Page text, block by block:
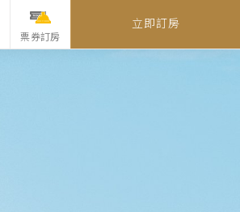
票券訂房
立即訂房